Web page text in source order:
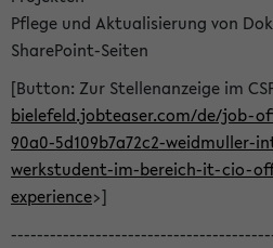
Pflege und Aktualisierung von
SharePoint-Seiten
[Button: Zur Stellenanzeige im
bielefeld.jobteaser.com/de/job-
90a0-5d109b7a72c2-
werkstudent-im-bereich-it-cio-
experience>]